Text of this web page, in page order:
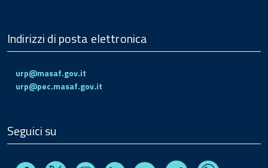
Indirizzi di posta elettronica
urp@masaf.gov.it
urp@pec.masaf.gov.it
Seguici su